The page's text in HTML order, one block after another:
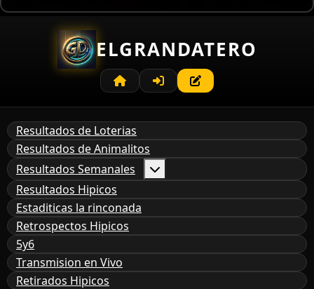
ELGRANDATERO
Resultados de Loterias
Resultados de Animalitos
Resultados Semanales
Resultados Hipicos
Estaditicas la rinconada
Retrospectos Hipicos
5y6
Transmision en Vivo
Retirados Hipicos